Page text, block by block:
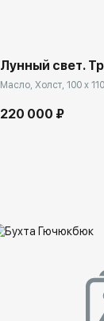
Лунный свет.
Масло, Холст, 100 x
220 000 ₽